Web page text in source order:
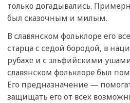
только догадывались.
был сказочным и милым.
В славянском фольклоре его
старца с седой бородой, в
рубахе и с эльфийскими
славянском фольклоре был
Его предназначение —
защищать его от всех